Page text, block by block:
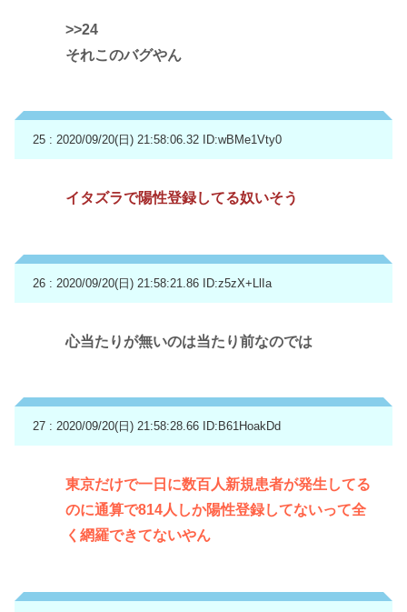
>>24
それこのバグやん
25 : 2020/09/20(日) 21:58:06.32 ID:wBMe1Vty0
イタズラで陽性登録してる奴いそう
26 : 2020/09/20(日) 21:58:21.86 ID:z5zX+LlIa
心当たりが無いのは当たり前なのでは
27 : 2020/09/20(日) 21:58:28.66 ID:B61HoakDd
東京だけで一日に数百人新規患者が発生してる
のに通算で814人しか陽性登録してないって全
く網羅できてないやん